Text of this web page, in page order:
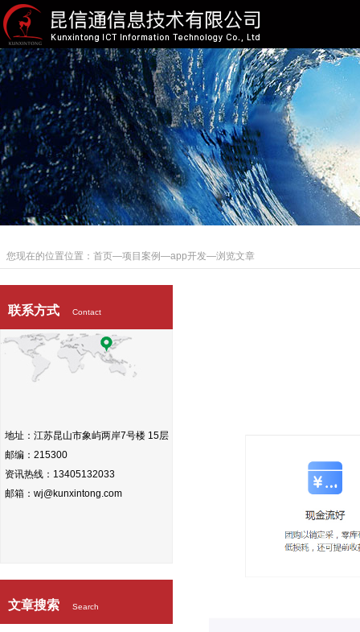
您现在的位置位置： 首页—项目案例 —app开发—浏览文章
联系方式 Contact
地址：江苏昆山市象屿两岸7号楼 15层
邮编：215300
资讯热线：13405132033
邮箱：wj@kunxintong.com
文章搜索 Search